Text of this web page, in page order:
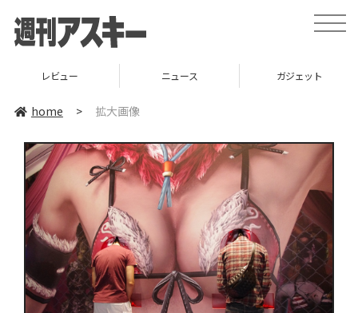
toggle
レビュー ニュース ガジェット
home > 拡大画像